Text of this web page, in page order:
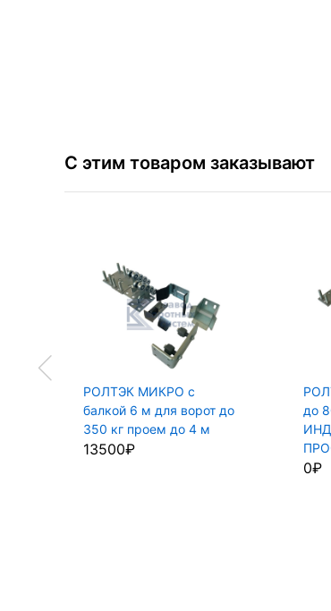
С этим товаром заказывают
РОЛТЭК МИКРО с
балкой 6 м для ворот до
350 кг проем до 4 м
13500₽
до
0₽